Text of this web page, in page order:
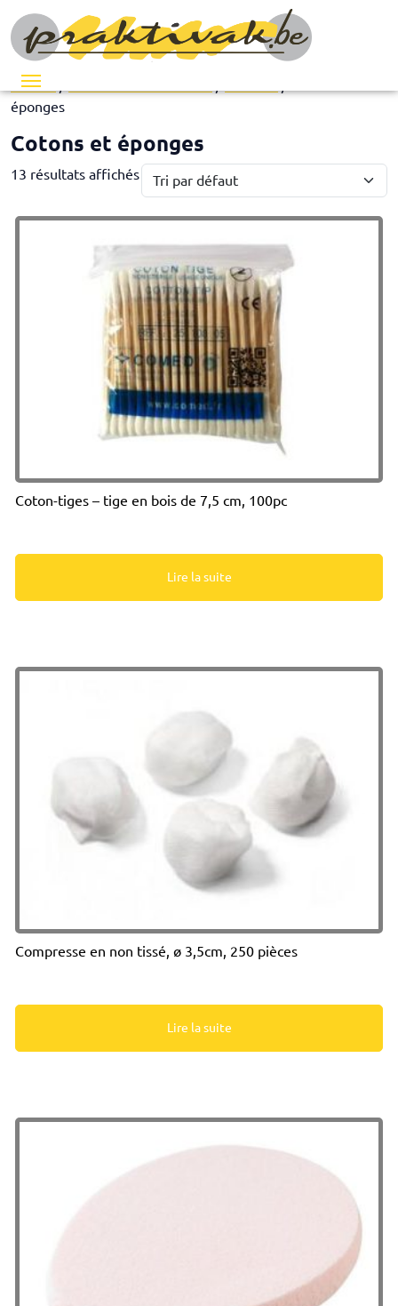
Menu
Accueil
éponges
Cotons et éponges
13 résultats affichés
Coton-tiges – tige en bois de 7,5 cm, 100pc
Lire la suite
Compresse en non tissé, ø 3,5cm, 250 pièces
Lire la suite